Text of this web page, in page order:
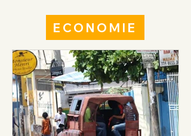
ECONOMIE